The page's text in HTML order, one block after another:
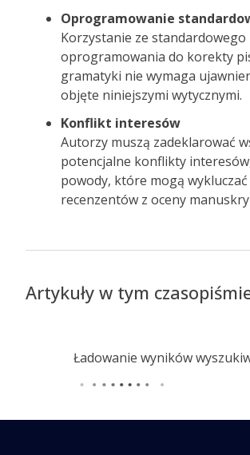
Oprogramowanie
Korzystanie ze standardowego
oprogramowania do korekty
gramatyki nie wymaga
objęte niniejszymi wytycznymi.
Konflikt interesów
Autorzy muszą zadeklarować
potencjalne konflikty
powody, które mogą
recenzentów z oceny
Artykuły w tym
Ładowanie wyników